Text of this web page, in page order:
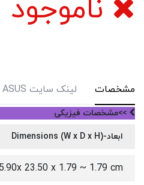
ناموجود
مشخصات لینک سایت ASUS
>>مشخصات فیزیکی
ابعاد-Dimensions (W x D x H)
23.50 x 1.79 ~ 1.79 cm